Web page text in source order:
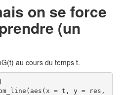
on se force
(un
au cours du temps t.
= t, y = res,